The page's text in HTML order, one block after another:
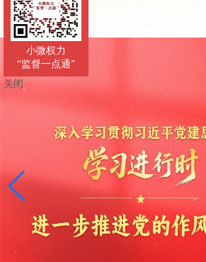
小微权力
“监督一点通”
关闭